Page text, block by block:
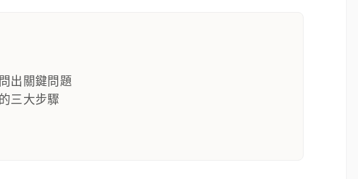
出關鍵問題
三大步驟